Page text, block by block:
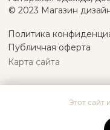
Этот сайт